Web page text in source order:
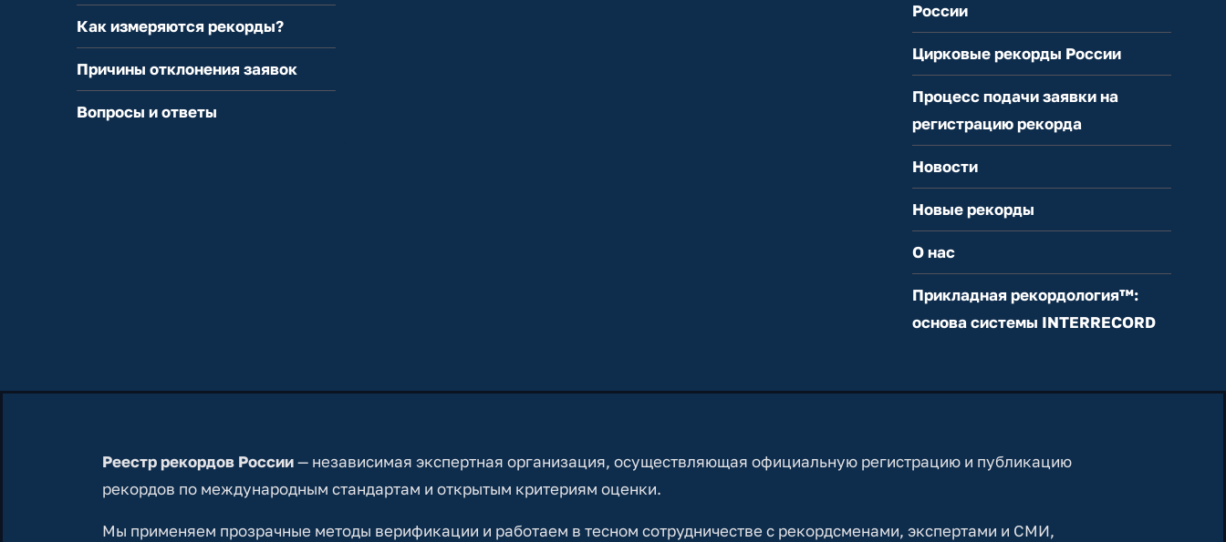
Как измеряются рекорды?
Причины отклонения заявок
Вопросы и ответы
России
Цирковые рекорды России
Процесс подачи заявки на
регистрацию рекорда
Новости
Новые рекорды
О нас
Прикладная рекордология™:
основа системы INTERRECORD
Реестр рекордов России— независимая экспертная организация, осуществляющая официальную регистрацию и публикацию
рекордов по международным стандартам и открытым критериям оценки.
Мы применяем прозрачные методы верификации и работаем в тесном сотрудничестве с рекордсменами, экспертами и СМИ,